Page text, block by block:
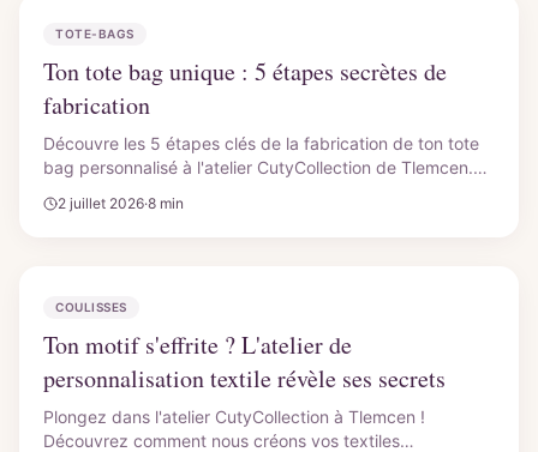
TOTE-BAGS
Ton tote bag unique : 5 étapes secrètes de
fabrication
Découvre les 5 étapes clés de la fabrication de ton tote
bag personnalisé à l'atelier CutyCollection de Tlemcen.
Commande le tien !
2 juillet 2026·8 min
COULISSES
Ton motif s'effrite ? L'atelier de
personnalisation textile révèle ses secrets
Plongez dans l'atelier CutyCollection à Tlemcen !
Découvrez comment nous créons vos textiles